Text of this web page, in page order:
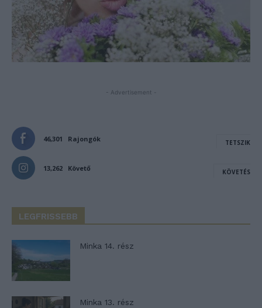
- Advertisement -
46,301 Rajongók TETSZIK
13,262 Követő KÖVETÉS
LEGFRISSEBB
Minka 14. rész
Minka 13. rész